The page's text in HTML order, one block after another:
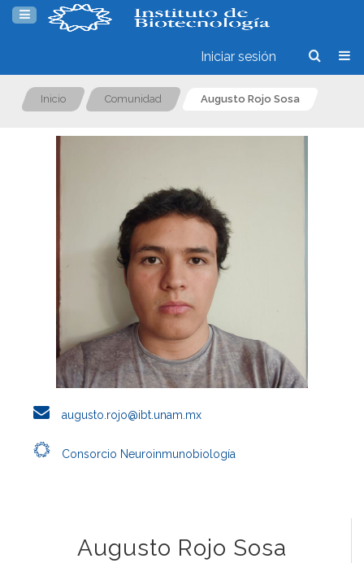
Iniciar sesión
Inicio Comunidad Augusto Rojo Sosa
augusto.rojo@ibt.unam.mx
Consorcio Neuroinmunobiología
Augusto Rojo Sosa